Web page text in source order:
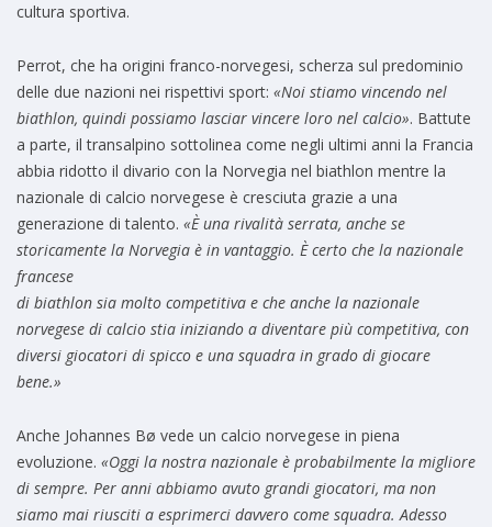
cultura sportiva.
Perrot, che ha origini franco-norvegesi, scherza sul predominio
delle due nazioni nei rispettivi sport: «Noi stiamo vincendo nel
biathlon, quindi possiamo lasciar vincere loro nel calcio». Battute
a parte, il transalpino sottolinea come negli ultimi anni la Francia
abbia ridotto il divario con la Norvegia nel biathlon mentre la
nazionale di calcio norvegese è cresciuta grazie a una
generazione di talento. «È una rivalità serrata, anche se
storicamente la Norvegia è in vantaggio. È certo che la nazionale
francese
di biathlon sia molto competitiva e che anche la nazionale
norvegese di calcio stia iniziando a diventare più competitiva, con
diversi giocatori di spicco e una squadra in grado di giocare
bene.»
Anche Johannes Bø vede un calcio norvegese in piena
evoluzione. «Oggi la nostra nazionale è probabilmente la migliore
di sempre. Per anni abbiamo avuto grandi giocatori, ma non
siamo mai riusciti a esprimerci davvero come squadra. Adesso